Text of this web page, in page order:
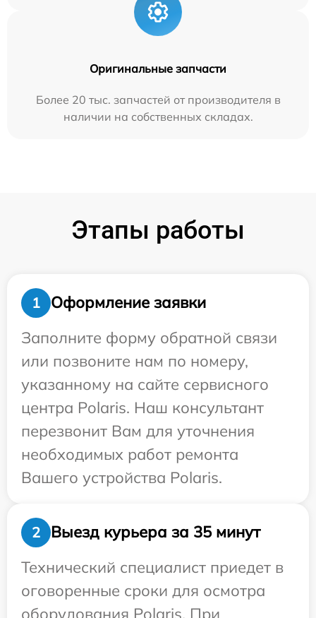
Оригинальные запчасти
Более 20 тыс. запчастей от производителя в
наличии на собственных складах.
Этапы работы
1
Оформление заявки
Заполните форму обратной связи
или позвоните нам по номеру,
указанному на сайте сервисного
центра Polaris. Наш консультант
перезвонит Вам для уточнения
необходимых работ ремонта
Вашего устройства Polaris.
2
Выезд курьера за 35 минут
Технический специалист приедет в
оговоренные сроки для осмотра
оборудования Polaris. При